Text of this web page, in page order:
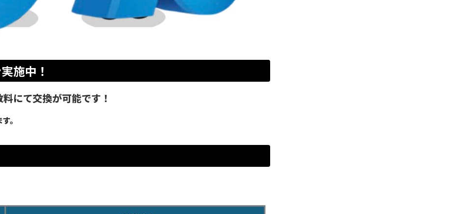
施中！
にて交換が可能です！
。